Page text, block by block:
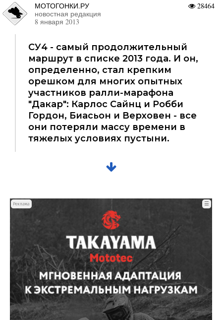
28464
МОТОГОНКИ.РУ
новостная редакция
8 января 2013
СУ4 - самый продолжительный
маршрут в списке 2013 года. И он,
определенно, стал крепким
орешком для многих опытных
участников ралли-марафона
"Дакар": Карлос Сайнц и Робби
Гордон, Биасьон и Верховен - все
они потеряли массу времени в
тяжелых условиях пустыни.
Реклама ☰